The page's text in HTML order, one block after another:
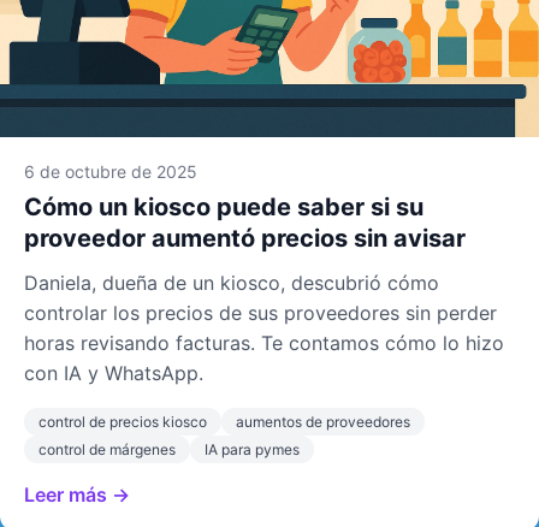
6 de octubre de 2025
Cómo un kiosco puede saber si su
proveedor aumentó precios sin avisar
Daniela, dueña de un kiosco, descubrió cómo
controlar los precios de sus proveedores sin perder
horas revisando facturas. Te contamos cómo lo hizo
con IA y WhatsApp.
control de precios kiosco
aumentos de proveedores
control de márgenes
IA para pymes
Leer más →